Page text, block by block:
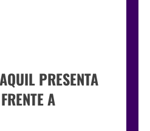
PRESENTA
A